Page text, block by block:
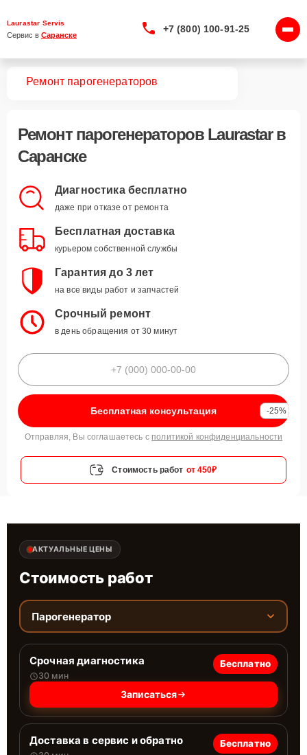
Laurastar Servis
Сервис в Саранске
+7 (800) 100-91-25
Ремонт парогенераторов
Ремонт парогенераторов Laurastarв
Саранске
Диагностика бесплатно
даже при отказе от ремонта
Бесплатная доставка
курьером собственной службы
Гарантия до 3 лет
на все виды работ и запчастей
Срочный ремонт
в день обращения от 30 минут
Бесплатная консультация -25%
Отправляя, Вы соглашаетесь с политикой конфиденциальности
Стоимость работ от 450₽
АКТУАЛЬНЫЕ ЦЕНЫ
Стоимость работ
Парогенератор
Срочная диагностика
30 мин
Бесплатно
Записаться
Доставка в сервис и обратно Бесплатно